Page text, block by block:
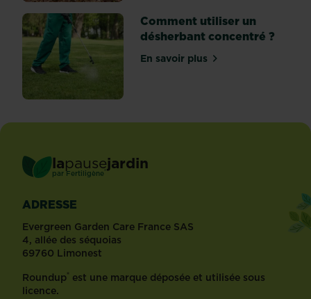
Comment utiliser un
désherbant concentré ?
En savoir plussur Comment utiliser un
lapausejardin
par Fertiligène ®
ADRESSE
Evergreen Garden Care France SAS
4, allée des séquoias
69760 Limonest
Roundup® est une marque déposée et utilisée sous
licence.